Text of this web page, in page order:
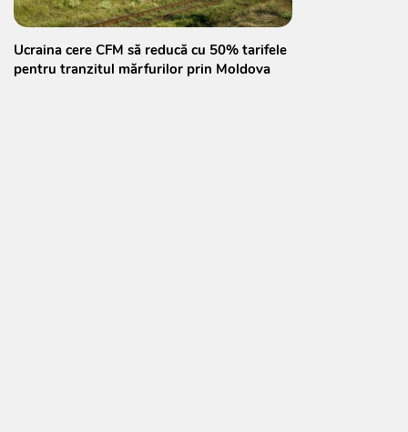
Ucraina cere CFM să reducă cu 50% tarifele
pentru tranzitul mărfurilor prin Moldova